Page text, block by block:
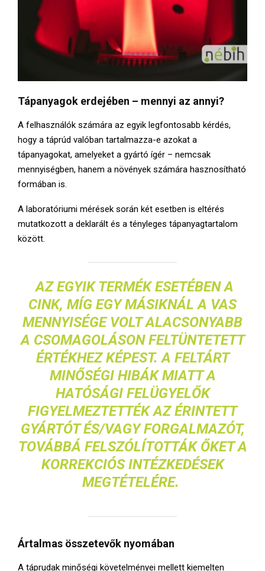
Tápanyagok erdejében – mennyi az annyi?
A felhasználók számára az egyik legfontosabb kérdés,
hogy a táprúd valóban tartalmazza-e azokat a
tápanyagokat, amelyeket a gyártó ígér – nemcsak
mennyiségben, hanem a növények számára hasznosítható
formában is.
A laboratóriumi mérések során két esetben is eltérés
mutatkozott a deklarált és a tényleges tápanyagtartalom
között.
AZ EGYIK TERMÉK ESETÉBENA
CINK, MÍG EGY MÁSIKNÁLA VAS
MENNYISÉGEVOLT ALACSONYABB
A CSOMAGOLÁSON FELTÜNTETETT
ÉRTÉKHEZ KÉPEST. A FELTÁRT
MINŐSÉGI HIBÁK MIATT A
HATÓSÁGI FELÜGYELŐK
FIGYELMEZTETTÉK AZ ÉRINTETT
GYÁRTÓT ÉS/VAGY FORGALMAZÓT,
TOVÁBBÁ FELSZÓLÍTOTTÁK ŐKET A
KORREKCIÓS INTÉZKEDÉSEK
MEGTÉTELÉRE.
Ártalmas összetevők nyomában
A táprudak minőségi követelményei mellett kiemelten